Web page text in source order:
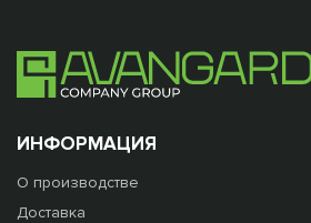
ИНФОРМАЦИЯ
О производстве
Доставка